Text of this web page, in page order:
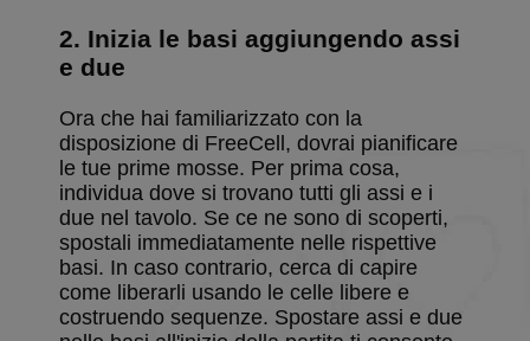
2. Inizia le basi aggiungendo assi
e due
Ora che hai familiarizzato con la
disposizione di FreeCell, dovrai pianificare
le tue prime mosse. Per prima cosa,
individua dove si trovano tutti gli assi e i
due nel tavolo. Se ce ne sono di scoperti,
spostali immediatamente nelle rispettive
basi. In caso contrario, cerca di capire
come liberarli usando le celle libere e
costruendo sequenze. Spostare assi e due